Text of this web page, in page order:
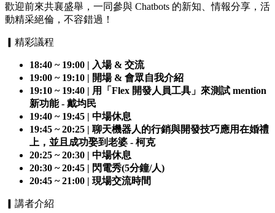
歡迎前來共襄盛舉，一同參與 Chatbots 的新知、情報分享，活
動精采絕倫，不容錯過！
▎精彩議程
18:40 ~ 19:00 | 入場 & 交流
19:00 ~ 19:10 | 開場 & 會眾自我介紹
19:10 ~ 19:40 | 用「Flex 開發人員工具」來測試 mention
新功能 - 戴均民
19:40 ~ 19:45 | 中場休息
19:45 ~ 20:25 | 聊天機器人的行銷與開發技巧應用在婚禮
上，並且成功娶到老婆 - 柯克
20:25 ~ 20:30 | 中場休息
20:30 ~ 20:45 | 閃電秀(5分鐘/人)
20:45 ~ 21:00 | 現場交流時間
▎講者介紹